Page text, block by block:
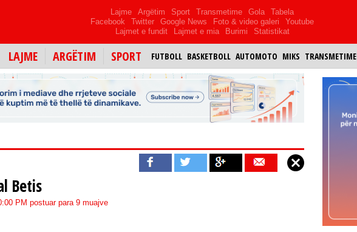
Lajme Argëtim Sport Transmetime Gola
Tabela
Facebook
Twitter Google News Foto & video galeri
Youtube
Lajmet e fundit
Lajmet e mia Burimi Statistikat
LAJME ARGËTIM SPORT FUTBOLL BASKETBOLL AUTOMOTO MIKS TRANSMETIME
Betis
PM postuar para 9 muajve